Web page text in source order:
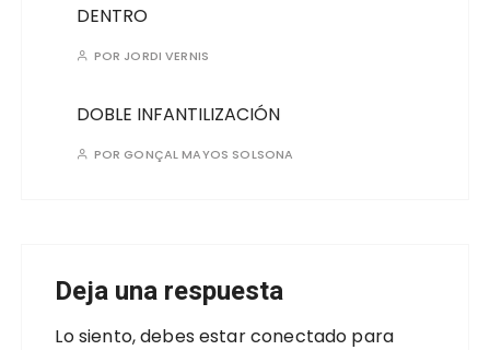
DENTRO
POR JORDI VERNIS
DOBLE INFANTILIZACIÓN
PORGONÇAL MAYOS SOLSONA
Deja una respuesta
Lo siento, debes estarconectado para